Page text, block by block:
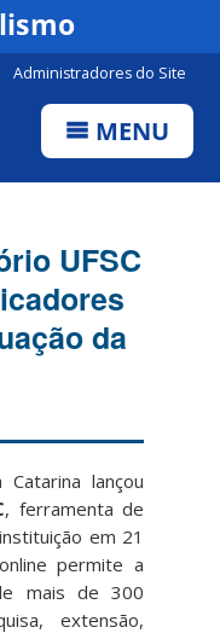
Administradores do Site
MENU
UFSC
da
lançou
, ferramenta de
em 21
permite a
mais de 300
extensão,